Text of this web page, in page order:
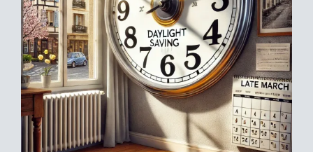
موسيقى الشرق
من نحن
تواصل معنا